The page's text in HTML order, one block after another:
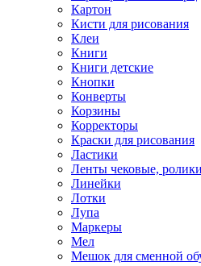
Картон
Кисти для рисования
Клеи
Книги
Книги детские
Кнопки
Конверты
Корзины
Корректоры
Краски для рисования
Ластики
Ленты чековые,
Линейки
Лотки
Лупа
Маркеры
Мел
Мешок для сменной